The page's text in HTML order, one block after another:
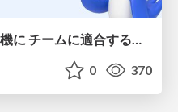
仕様駆動開発へのトライを機に チームに適合する手法を模索し続けている話
0 370